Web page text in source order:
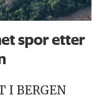
spor etter
I BERGEN